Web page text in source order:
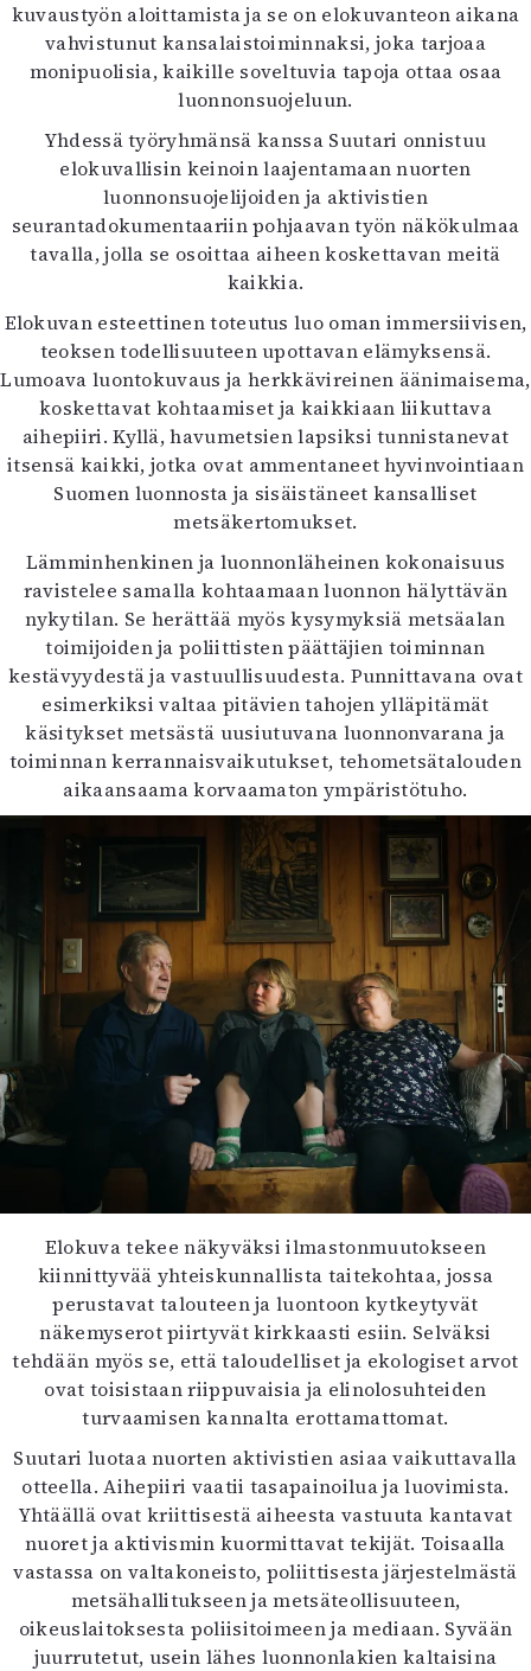
kuvaustyön aloittamista ja se on elokuvanteon aikana
vahvistunut kansalaistoiminnaksi, joka tarjoaa
monipuolisia, kaikille soveltuvia tapoja ottaa osaa
luonnonsuojeluun.
Yhdessä työryhmänsä kanssa Suutari onnistuu
elokuvallisin keinoin laajentamaan nuorten
luonnonsuojelijoiden ja aktivistien
seurantadokumentaariin pohjaavan työn näkökulmaa
tavalla, jolla se osoittaa aiheen koskettavan meitä
kaikkia.
Elokuvan esteettinen toteutus luo oman immersiivisen,
teoksen todellisuuteen upottavan elämyksensä.
Lumoava luontokuvaus ja herkkävireinen äänimaisema,
koskettavat kohtaamiset ja kaikkiaan liikuttava
aihepiiri. Kyllä, havumetsien lapsiksi tunnistanevat
itsensä kaikki, jotka ovat ammentaneet hyvinvointiaan
Suomen luonnosta ja sisäistäneet kansalliset
metsäkertomukset.
Lämminhenkinen ja luonnonläheinen kokonaisuus
ravistelee samalla kohtaamaan luonnon hälyttävän
nykytilan. Se herättää myös kysymyksiä metsäalan
toimijoiden ja poliittisten päättäjien toiminnan
kestävyydestä ja vastuullisuudesta. Punnittavana ovat
esimerkiksi valtaa pitävien tahojen ylläpitämät
käsitykset metsästä uusiutuvana luonnonvarana ja
toiminnan kerrannaisvaikutukset, tehometsätalouden
aikaansaama korvaamaton ympäristötuho.
Elokuva tekee näkyväksi ilmastonmuutokseen
kiinnittyvää yhteiskunnallista taitekohtaa, jossa
perustavat talouteen ja luontoon kytkeytyvät
näkemyserot piirtyvät kirkkaasti esiin. Selväksi
tehdään myös se, että taloudelliset ja ekologiset arvot
ovat toisistaan riippuvaisia ja elinolosuhteiden
turvaamisen kannalta erottamattomat.
Suutari luotaa nuorten aktivistien asiaa vaikuttavalla
otteella. Aihepiiri vaatii tasapainoilua ja luovimista.
Yhtäällä ovat kriittisestä aiheesta vastuuta kantavat
nuoret ja aktivismin kuormittavat tekijät. Toisaalla
vastassa on valtakoneisto, poliittisesta järjestelmästä
metsähallitukseen ja metsäteollisuuteen,
oikeuslaitoksesta poliisitoimeen ja mediaan. Syvään
juurrutetut, usein lähes luonnonlakien kaltaisina